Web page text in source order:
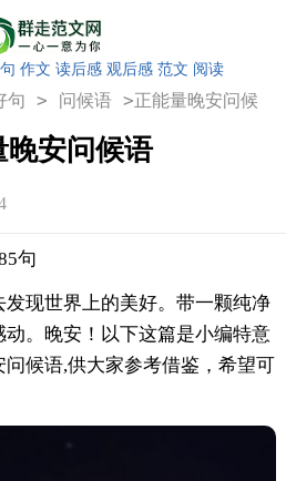
作文 读后感 观后感 范文 阅读
句 > 问候语 > 正能量晚安问候
晚安问候语
句
现世界上的美好。带一颗纯净
。晚安！以下这篇是小编特意
候语,供大家参考借鉴，希望可